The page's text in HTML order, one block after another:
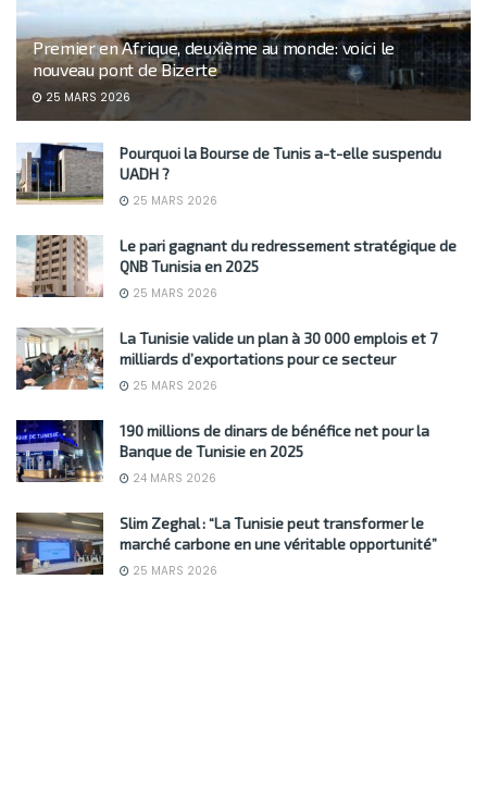
Premier en Afrique, deuxième au monde: voici le
nouveau pont de Bizerte
25 MARS 2026
Pourquoi la Bourse de Tunis a-t-elle suspendu
UADH ?
25 MARS 2026
Le pari gagnant du redressement stratégique de
QNB Tunisia en 2025
25 MARS 2026
La Tunisie valide un plan à 30 000 emplois et 7
milliards d’exportations pour ce secteur
25 MARS 2026
190 millions de dinars de bénéfice net pour la
Banque de Tunisie en 2025
24 MARS 2026
Slim Zeghal : “La Tunisie peut transformer le
marché carbone en une véritable opportunité”
25 MARS 2026